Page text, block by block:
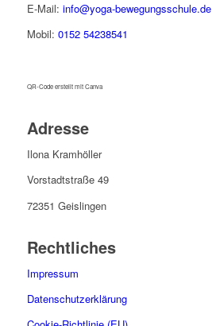
E-Mail: info@yoga-bewegungsschule.de
Mobil: 0152 54238541
QR-Code erstellt mit Canva
Adresse
Ilona Kramhöller
Vorstadtstraße 49
72351 Geislingen
Rechtliches
Impressum
Datenschutzerklärung